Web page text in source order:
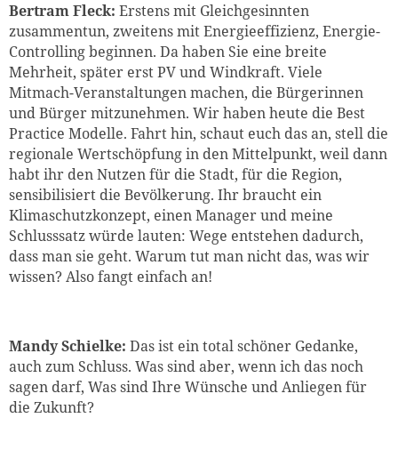
Bertram Fleck: Erstens mit Gleichgesinnten
zusammentun, zweitens mit Energieeffizienz, Energie-
Controlling beginnen. Da haben Sie eine breite
Mehrheit, später erst PV und Windkraft. Viele
Mitmach-Veranstaltungen machen, die Bürgerinnen
und Bürger mitzunehmen. Wir haben heute die Best
Practice Modelle. Fahrt hin, schaut euch das an, stell die
regionale Wertschöpfung in den Mittelpunkt, weil dann
habt ihr den Nutzen für die Stadt, für die Region,
sensibilisiert die Bevölkerung. Ihr braucht ein
Klimaschutzkonzept, einen Manager und meine
Schlusssatz würde lauten: Wege entstehen dadurch,
dass man sie geht. Warum tut man nicht das, was wir
wissen? Also fangt einfach an!
Mandy Schielke: Das ist ein total schöner Gedanke,
auch zum Schluss. Was sind aber, wenn ich das noch
sagen darf, Was sind Ihre Wünsche und Anliegen für
die Zukunft?